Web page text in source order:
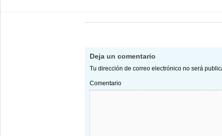
Deja un comentario
Tu dirección de correo electrónico no será
Comentario